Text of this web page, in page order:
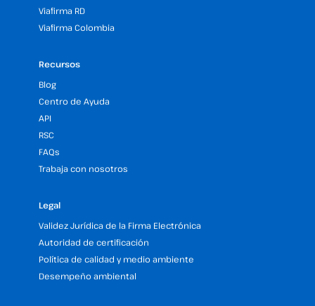
Viafirma RD
Viafirma Colombia
Recursos
Blog
Centro de Ayuda
API
RSC
FAQs
Trabaja con nosotros
Legal
Validez Jurídica de la Firma Electrónica
Autoridad de certificación
Política de calidad y medio ambiente
Desempeño ambiental